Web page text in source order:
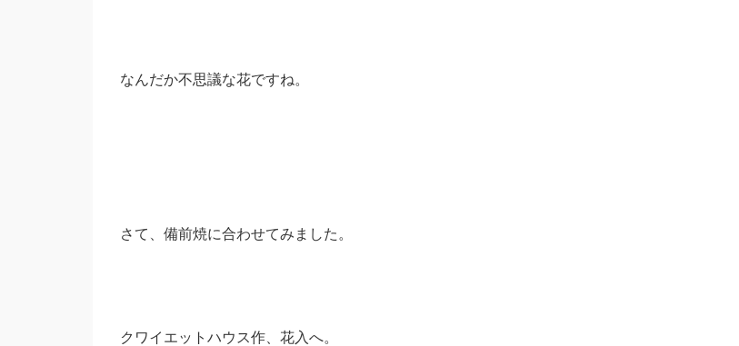
なんだか不思議な花ですね。
さて、備前焼に合わせてみました。
クワイエットハウス作、花入へ。